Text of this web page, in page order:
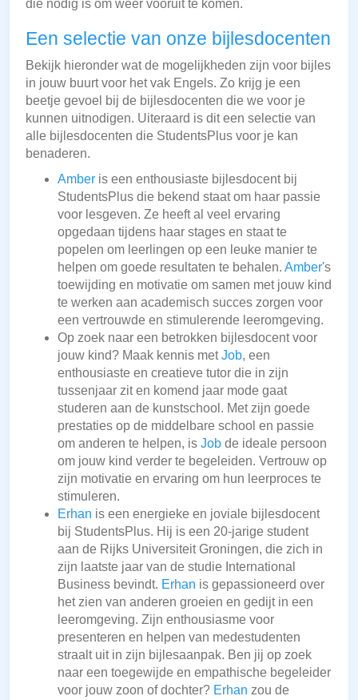
die nodig is om weer vooruit te komen.
Een selectie van onze bijlesdocenten
Bekijk hieronder wat de mogelijkheden zijn voor bijles
in jouw buurt voor het vak Engels. Zo krijg je een
beetje gevoel bij de bijlesdocenten die we voor je
kunnen uitnodigen. Uiteraard is dit een selectie van
alle bijlesdocenten die StudentsPlus voor je kan
benaderen.
Amber is een enthousiaste bijlesdocent bij
StudentsPlus die bekend staat om haar passie
voor lesgeven. Ze heeft al veel ervaring
opgedaan tijdens haar stages en staat te
popelen om leerlingen op een leuke manier te
helpen om goede resultaten te behalen. Amber's
toewijding en motivatie om samen met jouw kind
te werken aan academisch succes zorgen voor
een vertrouwde en stimulerende leeromgeving.
Op zoek naar een betrokken bijlesdocent voor
jouw kind? Maak kennis metJob, een
enthousiaste en creatieve tutor die in zijn
tussenjaar zit en komend jaar mode gaat
studeren aan de kunstschool. Met zijn goede
prestaties op de middelbare school en passie
om anderen te helpen, is Job de ideale persoon
om jouw kind verder te begeleiden. Vertrouw op
zijn motivatie en ervaring om hun leerproces te
stimuleren.
Erhan is een energieke en joviale bijlesdocent
bij StudentsPlus. Hij is een 20-jarige student
aan de Rijks Universiteit Groningen, die zich in
zijn laatste jaar van de studie International
Business bevindt. Erhan is gepassioneerd over
het zien van anderen groeien en gedijt in een
leeromgeving. Zijn enthousiasme voor
presenteren en helpen van medestudenten
straalt uit in zijn bijlesaanpak. Ben jij op zoek
naar een toegewijde en empathische begeleider
voor jouw zoon of dochter? Erhan zou de